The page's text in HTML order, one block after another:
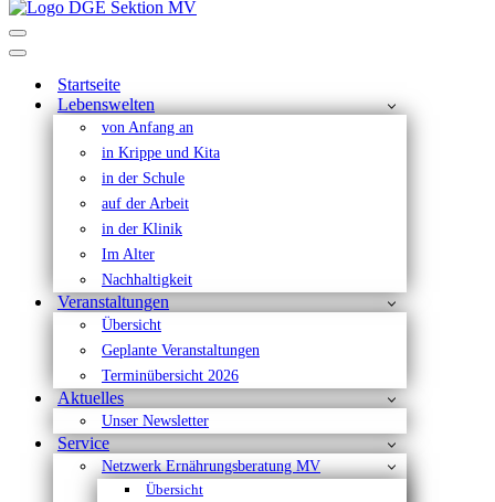
Navigationsmenü
Navigationsmenü
Startseite
Lebenswelten
von Anfang an
in Krippe und Kita
in der Schule
auf der Arbeit
in der Klinik
Im Alter
Nachhaltigkeit
Veranstaltungen
Übersicht
Geplante Veranstaltungen
Terminübersicht 2026
Aktuelles
Unser Newsletter
Service
Netzwerk Ernährungsberatung MV
Übersicht